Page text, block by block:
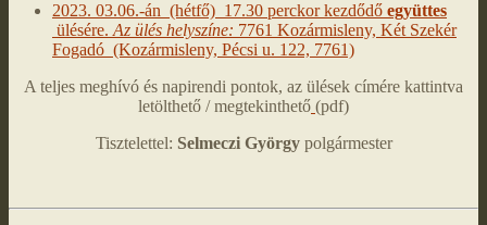
2023. 03.06.-án (hétfő) 17.30 perckor kezdődő együttes
ülésére. Az ülés helyszíne: 7761 Kozármisleny, Két Szekér
Fogadó (Kozármisleny, Pécsi u. 122, 7761)
A teljes meghívó és napirendi pontok, az ülések címére kattintva
letölthető / megtekinthető (pdf)
Tisztelettel: Selmeczi Györgypolgármester